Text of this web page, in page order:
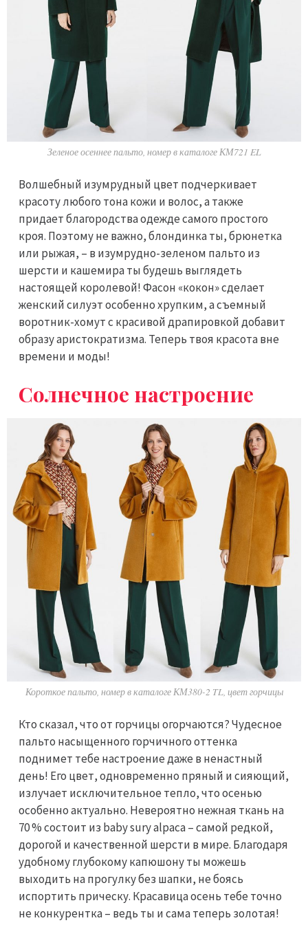
Зеленое осеннее пальто, номер в каталоге КМ721 EL
Волшебный изумрудный цвет подчеркивает
красоту любого тона кожи и волос, а также
придает благородства одежде самого простого
кроя. Поэтому не важно, блондинка ты, брюнетка
или рыжая, – в изумрудно-зеленом пальто из
шерсти и кашемира ты будешь выглядеть
настоящей королевой! Фасон «кокон» сделает
женский силуэт особенно хрупким, а съемный
воротник-хомут с красивой драпировкой добавит
образу аристократизма. Теперь твоя красота вне
времени и моды!
Солнечное настроение
Короткое пальто, номер в каталоге КМ380-2 TL, цвет горчицы
Кто сказал, что от горчицы огорчаются? Чудесное
пальто насыщенного горчичного оттенка
поднимет тебе настроение даже в ненастный
день! Его цвет, одновременно пряный и сияющий,
излучает исключительное тепло, что осенью
особенно актуально. Невероятно нежная ткань на
70 % состоит из baby sury alpaca – самой редкой,
дорогой и качественной шерсти в мире. Благодаря
удобному глубокому капюшону ты можешь
выходить на прогулку без шапки, не боясь
испортить прическу. Красавица осень тебе точно
не конкурентка – ведь ты и сама теперь золотая!